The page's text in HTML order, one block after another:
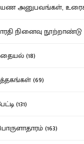
அனுபவங்கள்,
நினைவு நூற்றாண்டு
(18)
(69)
(131)
(163)